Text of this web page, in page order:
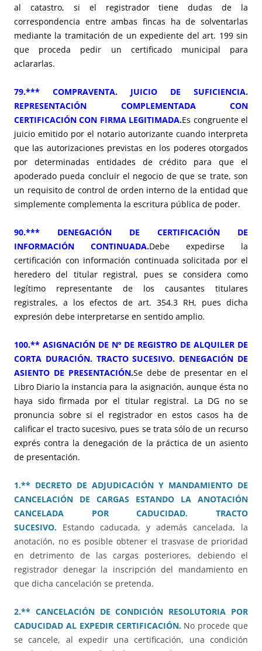
al catastro, si el registrador tiene dudas de la
correspondencia entre ambas fincas ha de solventarlas
mediante la tramitación de un expediente del art. 199 sin
que proceda pedir un certificado municipal para
aclararlas.
79.*** COMPRAVENTA. JUICIO DE SUFICIENCIA.
REPRESENTACIÓN COMPLEMENTADA CON
CERTIFICACIÓN CON FIRMA LEGITIMADA.Es congruente el
juicio emitido por el notario autorizante cuando interpreta
que las autorizaciones previstas en los poderes otorgados
por determinadas entidades de crédito para que el
apoderado pueda concluir el negocio de que se trate, son
un requisito de control de orden interno de la entidad que
simplemente complementa la escritura pública de poder.
90.*** DENEGACIÓN DE CERTIFICACIÓN DE
INFORMACIÓN CONTINUADA.Debe expedirse la
certificación con información continuada solicitada por el
heredero del titular registral, pues se considera como
legítimo representante de los causantes titulares
registrales, a los efectos de art. 354.3 RH, pues dicha
expresión debe interpretarse en sentido amplio.
100.** ASIGNACIÓN DE Nº DE REGISTRO DE ALQUILER DE
CORTA DURACIÓN. TRACTO SUCESIVO. DENEGACIÓN DE
ASIENTO DE PRESENTACIÓN.Se debe de presentar en el
Libro Diario la instancia para la asignación, aunque ésta no
haya sido firmada por el titular registral. La DG no se
pronuncia sobre si el registrador en estos casos ha de
calificar el tracto sucesivo, pues se trata sólo de un recurso
exprés contra la denegación de la práctica de un asiento
de presentación.
1.** DECRETO DE ADJUDICACIÓN Y MANDAMIENTO DE
CANCELACIÓN DE CARGAS ESTANDO LA ANOTACIÓN
CANCELADA POR CADUCIDAD. TRACTO
SUCESIVO. Estando caducada, y además cancelada, la
anotación, no es posible obtener el trasvase de prioridad
en detrimento de las cargas posteriores, debiendo el
registrador denegar la inscripción del mandamiento en
que dicha cancelación se pretenda.
2.** CANCELACIÓN DE CONDICIÓN RESOLUTORIA POR
CADUCIDAD AL EXPEDIR CERTIFICACIÓN.No procede que
se cancele, al expedir una certificación, una condición